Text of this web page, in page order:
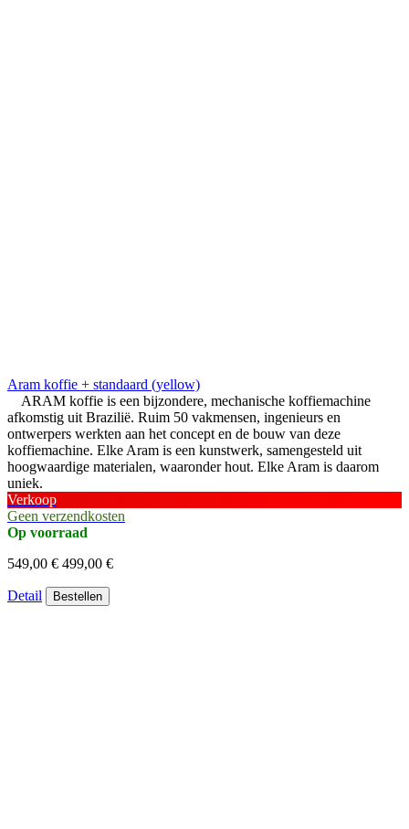
Aram koffie + standaard (yellow)
ARAM koffie is een bijzondere, mechanische koffiemachine
afkomstig uit Brazilië. Ruim 50 vakmensen, ingenieurs en
ontwerpers werkten aan het concept en de bouw van deze
koffiemachine. Elke Aram is een kunstwerk, samengesteld uit
hoogwaardige materialen, waaronder hout. Elke Aram is daarom
uniek.
Verkoop
Geen verzendkosten
Op voorraad
549,00 € 499,00 €
Detail Bestellen